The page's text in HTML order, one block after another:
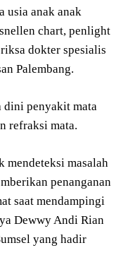
usia anak anak
chart, penlight
dokter spesialis
Palembang.
dini penyakit mata
refraksi mata.
mendeteksi masalah
penanganan
saat mendampingi
Dewwy Andi Rian
yang hadir